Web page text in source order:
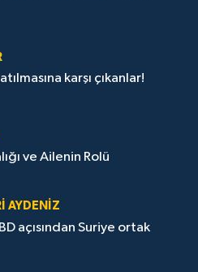
karşı çıkanlar!
ve Ailenin Rolü
AYDENIZ
açısından Suriye ortak